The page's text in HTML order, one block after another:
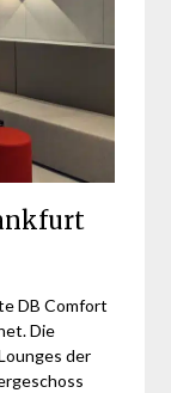
DB Comfort
Die
der